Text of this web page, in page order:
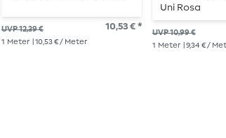
UVP 12,39 € 10,53 € *
1 Meter | 10,53 € / Meter
Uni Rosa
UVP 10,99 €
1 Meter | 9,34 € /